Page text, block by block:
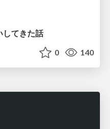
してきた話
0 140